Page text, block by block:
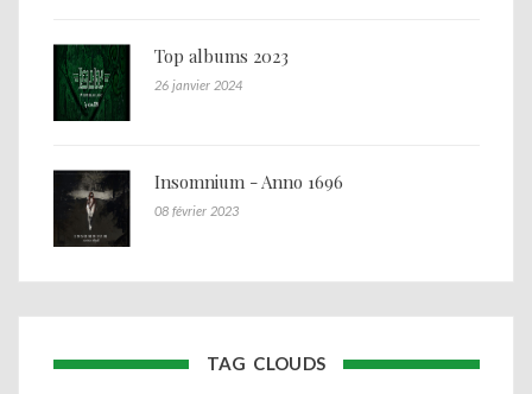
Top albums 2023
26 janvier 2024
Insomnium - Anno 1696
08 février 2023
TAG CLOUDS